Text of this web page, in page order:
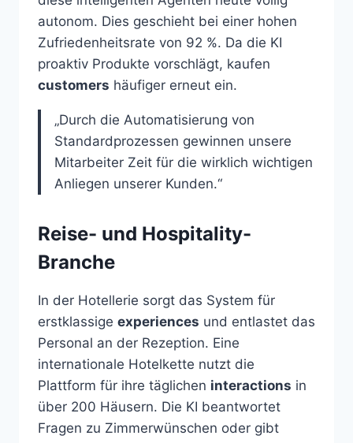
autonom. Dies geschieht bei einer hohen
Zufriedenheitsrate von 92 %. Da die KI
proaktiv Produkte vorschlägt, kaufen
customers häufiger erneut ein.
„Durch die Automatisierung von
Standardprozessen gewinnen unsere
Mitarbeiter Zeit für die wirklich wichtigen
Anliegen unserer Kunden.“
Reise- und Hospitality-
Branche
In der Hotellerie sorgt das System für
erstklassige experiences und entlastet das
Personal an der Rezeption. Eine
internationale Hotelkette nutzt die
Plattform für ihre täglichen interactions in
über 200 Häusern. Die KI beantwortet
Fragen zu Zimmerwünschen oder gibt